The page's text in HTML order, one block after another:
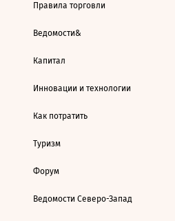
Правила торговли
Ведомости&
Капитал
Инновации и технологии
Как потратить
Туризм
Форум
Ведомости Северо-Запад